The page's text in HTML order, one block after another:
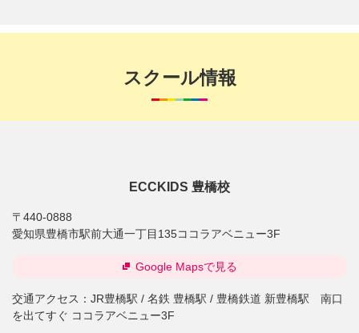
スクール情報
ECCKIDS 豊橋校
〒440-0888
愛知県豊橋市駅前大通一丁目135ココラアベニュー3F
交通アクセス： JR豊橋駅 / 名鉄 豊橋駅 / 豊橋鉄道 新豊橋駅 南口
を出てすぐ ココラアベニュー3F
Google Mapsで見る